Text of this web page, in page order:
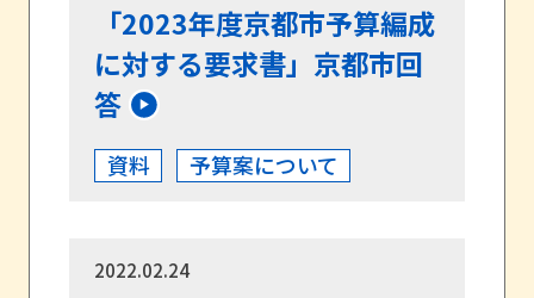
「2023年度京都市予算編成
に対する要求書」京都市回
答
資料 予算案について
2022.02.24